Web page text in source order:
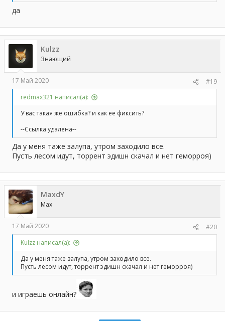
да
Kulzz
Знающий
17 Май 2020
#19
redmax321 написал(а):
У вас такая же ошибка? и как ее фиксить?
--Ссылка удалена--
Да у меня таже залупа, утром заходило все.
Пусть лесом идут, торрент эдишн скачал и нет геморроя)
MaxdY
Max
17 Май 2020
#20
Kulzz написал(а):
Да у меня таже залупа, утром заходило все.
Пусть лесом идут, торрент эдишн скачал и нет геморроя)
и играешь онлайн?